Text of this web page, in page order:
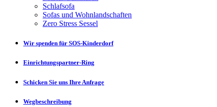
Schlafsofa
Sofas und Wohnlandschaften
Zero Stress Sessel
Wir spenden für SOS-Kinderdorf
Einrichtungspartner-Ring
Schicken Sie uns Ihre Anfrage
Wegbeschreibung